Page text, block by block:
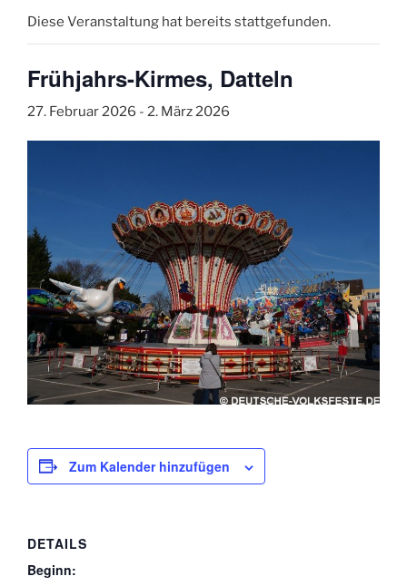
Diese Veranstaltung hat bereits stattgefunden.
Frühjahrs-Kirmes, Datteln
27. Februar 2026 - 2. März 2026
Zum Kalender hinzufügen
DETAILS
Beginn: